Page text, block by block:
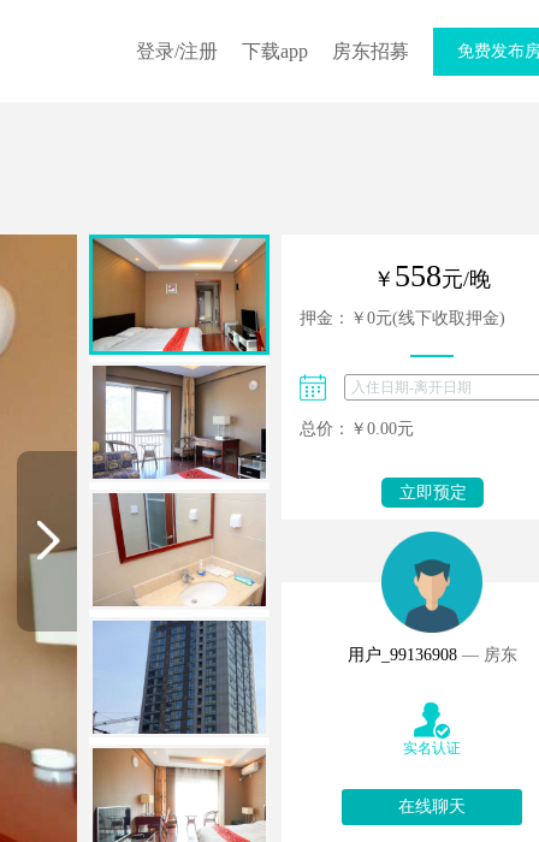
登录/注册 下载app 房东招募 免费发布
￥ 558元/晚
押金：￥ 0元(线下收取押金)
总价：￥ 0.00元
立即预定
用户_99136908— 房东
实名认证
在线聊天